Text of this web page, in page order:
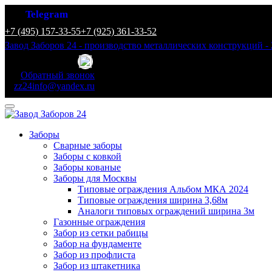
+7 (495) 157-33-55+7 (925) 361-33-52
Завод Заборов 24 - производство металлических конструкций -
Telegram
Обратный звонок
zz24info@yandex.ru
Заборы
Сварные заборы
Заборы с ковкой
Заборы кованые
Заборы для Москвы
Типовые ограждения Альбом МКА 2024
Типовые ограждения ширина 3,68м
Аналоги типовых ограждений ширина 3м
Газонные ограждения
Забор из сетки рабицы
Забор на фундаменте
Забор из профлиста
Забор из штакетника